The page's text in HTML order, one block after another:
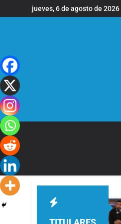
al
jueves, 6 de agosto de 2026
de viento